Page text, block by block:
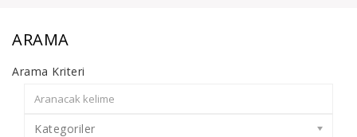
ARAMA
Arama Kriteri
Kategoriler